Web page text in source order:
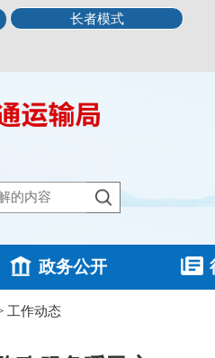
长者模式
政务公开
工作动态